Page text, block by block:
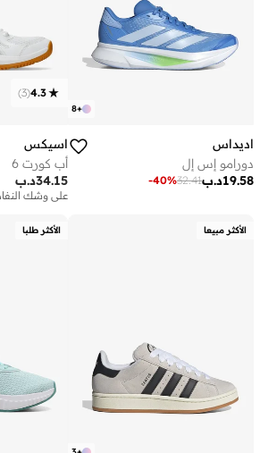
+
8
اديداس
دورامو إس إل
د.ب19.58
32.41
-40%
4.3
(
3
)
اسيكس
أب كورت 6
د.ب34.15
على وشك
الأكثر مبيعا الأكثر طلبا